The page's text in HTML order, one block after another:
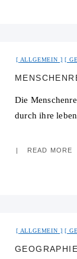
ALLGEMEIN
Die
durch ihre
READ MORE
ALLGEMEIN